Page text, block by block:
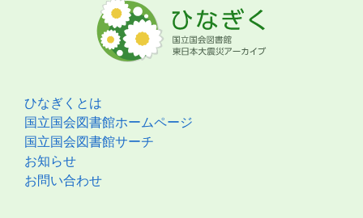
ひなぎくとは
国立国会図書館ホームページ
国立国会図書館サーチ
お知らせ
お問い合わせ